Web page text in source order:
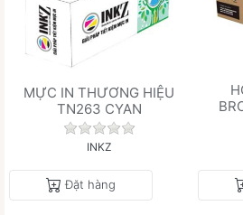
MỰC IN THƯƠNG HIỆU
TN263 CYAN
Chưa có đánh giá nào
INKZ
Đặt hàng